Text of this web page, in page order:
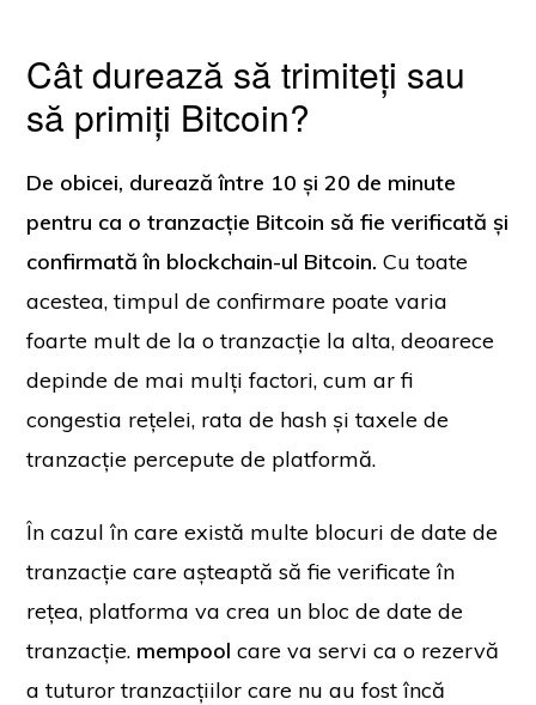
Cât durează să trimiteți sau
să primiți Bitcoin?
De obicei, durează între 10 și 20 de minute
pentru ca o tranzacție Bitcoin să fie verificată și
confirmată în blockchain-ul Bitcoin. Cu toate
acestea, timpul de confirmare poate varia
foarte mult de la o tranzacție la alta, deoarece
depinde de mai mulți factori, cum ar fi
congestia rețelei, rata de hash și taxele de
tranzacție percepute de platformă.
În cazul în care există multe blocuri de date de
tranzacție care așteaptă să fie verificate în
rețea, platforma va crea un bloc de date de
tranzacție. mempool care va servi ca o rezervă
a tuturor tranzacțiilor care nu au fost încă